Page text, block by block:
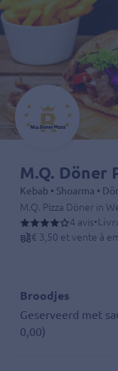
M.Q. Döner
Kebab • Shoarma •
M.Q. Pizza Döner in
4 avis•
€ 3,50 et vente à
Broodjes
Geserveerd met
0,00)